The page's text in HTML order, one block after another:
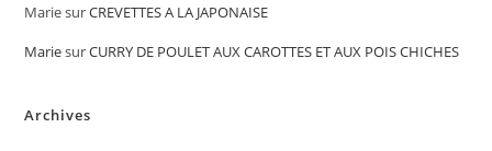
MariesurCREVETTES A LA JAPONAISE
MariesurCURRY DE POULET AUX CAROTTES ET AUX POIS CHICHES
Archives